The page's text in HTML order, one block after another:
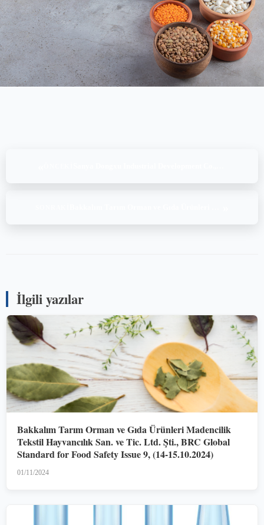
İlgili yazılar
Bakkalım Tarım Orman ve Gıda Ürünleri Madencilik
Tekstil Hayvancılık San. ve Tic. Ltd. Şti., BRC Global
Standard for Food Safety Issue 9, (14-15.10.2024)
01/11/2024